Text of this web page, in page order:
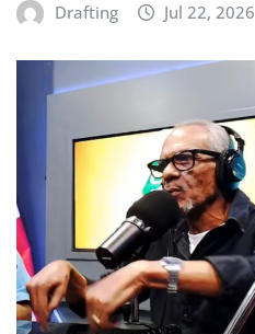
Drafting Jul 22, 2026